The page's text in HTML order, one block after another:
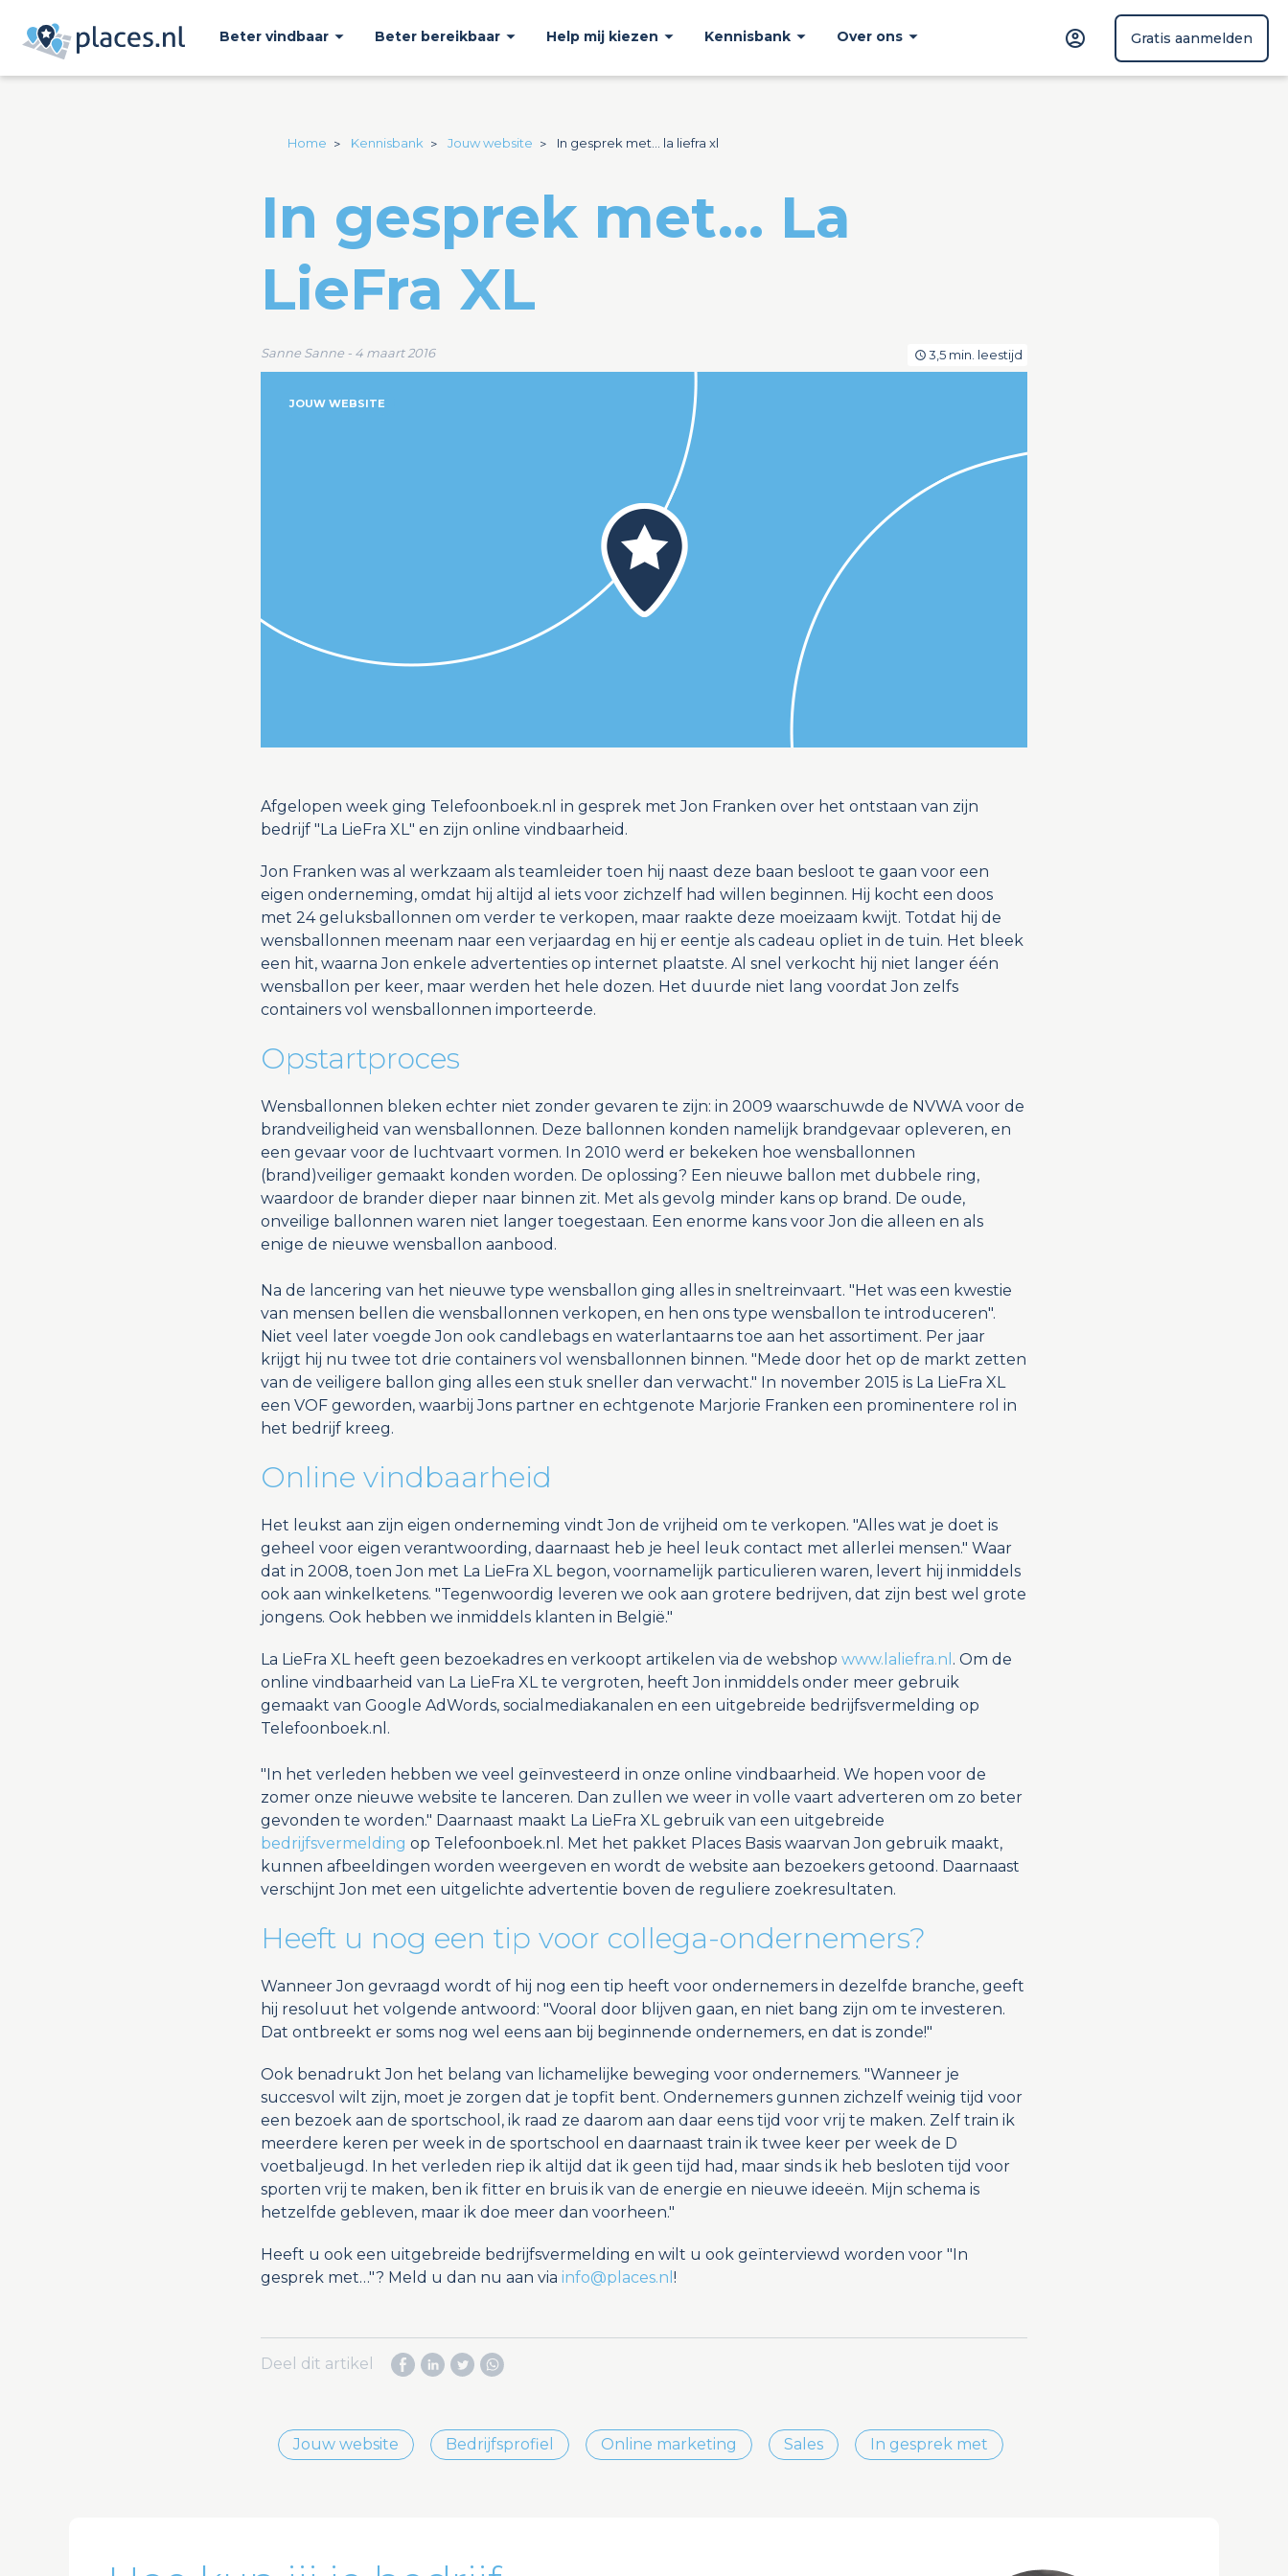
Beter vindbaar Beter bereikbaar Help mij kiezen Kennisbank Over ons Gratis aanmelden
Home Kennisbank Jouw website In gesprek met... la liefra xl
In gesprek met... La
LieFra XL
Sanne Sanne - 4 maart 2016 3,5 min. leestijd
JOUW WEBSITE
Afgelopen week ging Telefoonboek.nl in gesprek met Jon Franken over het ontstaan van zijn
bedrijf "La LieFra XL" en zijn online vindbaarheid.
Jon Franken was al werkzaam als teamleider toen hij naast deze baan besloot te gaan voor een
eigen onderneming, omdat hij altijd al iets voor zichzelf had willen beginnen. Hij kocht een doos
met 24 geluksballonnen om verder te verkopen, maar raakte deze moeizaam kwijt. Totdat hij de
wensballonnen meenam naar een verjaardag en hij er eentje als cadeau opliet in de tuin. Het bleek
een hit, waarna Jon enkele advertenties op internet plaatste. Al snel verkocht hij niet langer één
wensballon per keer, maar werden het hele dozen. Het duurde niet lang voordat Jon zelfs
containers vol wensballonnen importeerde.
Opstartproces
Wensballonnen bleken echter niet zonder gevaren te zijn: in 2009 waarschuwde de NVWA voor de
brandveiligheid van wensballonnen. Deze ballonnen konden namelijk brandgevaar opleveren, en
een gevaar voor de luchtvaart vormen. In 2010 werd er bekeken hoe wensballonnen
(brand)veiliger gemaakt konden worden. De oplossing? Een nieuwe ballon met dubbele ring,
waardoor de brander dieper naar binnen zit. Met als gevolg minder kans op brand. De oude,
onveilige ballonnen waren niet langer toegestaan. Een enorme kans voor Jon die alleen en als
enige de nieuwe wensballon aanbood.
Na de lancering van het nieuwe type wensballon ging alles in sneltreinvaart. "Het was een kwestie
van mensen bellen die wensballonnen verkopen, en hen ons type wensballon te introduceren".
Niet veel later voegde Jon ook candlebags en waterlantaarns toe aan het assortiment. Per jaar
krijgt hij nu twee tot drie containers vol wensballonnen binnen. "Mede door het op de markt zetten
van de veiligere ballon ging alles een stuk sneller dan verwacht." In november 2015 is La LieFra XL
een VOF geworden, waarbij Jons partner en echtgenote Marjorie Franken een prominentere rol in
het bedrijf kreeg.
Online vindbaarheid
Het leukst aan zijn eigen onderneming vindt Jon de vrijheid om te verkopen. "Alles wat je doet is
geheel voor eigen verantwoording, daarnaast heb je heel leuk contact met allerlei mensen." Waar
dat in 2008, toen Jon met La LieFra XL begon, voornamelijk particulieren waren, levert hij inmiddels
ook aan winkelketens. "Tegenwoordig leveren we ook aan grotere bedrijven, dat zijn best wel grote
jongens. Ook hebben we inmiddels klanten in België."
La LieFra XL heeft geen bezoekadres en verkoopt artikelen via de webshop www.laliefra.nl . Om de
online vindbaarheid van La LieFra XL te vergroten, heeft Jon inmiddels onder meer gebruik
gemaakt van Google AdWords, socialmediakanalen en een uitgebreide bedrijfsvermelding op
Telefoonboek.nl.
"In het verleden hebben we veel geïnvesteerd in onze online vindbaarheid. We hopen voor de
zomer onze nieuwe website te lanceren. Dan zullen we weer in volle vaart adverteren om zo beter
gevonden te worden." Daarnaast maakt La LieFra XL gebruik van een uitgebreide
bedrijfsvermelding op Telefoonboek.nl. Met het pakket Places Basis waarvan Jon gebruik maakt,
kunnen afbeeldingen worden weergeven en wordt de website aan bezoekers getoond. Daarnaast
verschijnt Jon met een uitgelichte advertentie boven de reguliere zoekresultaten.
Heeft u nog een tip voor collega-ondernemers?
Wanneer Jon gevraagd wordt of hij nog een tip heeft voor ondernemers in dezelfde branche, geeft
hij resoluut het volgende antwoord: "Vooral door blijven gaan, en niet bang zijn om te investeren.
Dat ontbreekt er soms nog wel eens aan bij beginnende ondernemers, en dat is zonde!"
Ook benadrukt Jon het belang van lichamelijke beweging voor ondernemers. "Wanneer je
succesvol wilt zijn, moet je zorgen dat je topfit bent. Ondernemers gunnen zichzelf weinig tijd voor
een bezoek aan de sportschool, ik raad ze daarom aan daar eens tijd voor vrij te maken. Zelf train ik
meerdere keren per week in de sportschool en daarnaast train ik twee keer per week de D
voetbaljeugd. In het verleden riep ik altijd dat ik geen tijd had, maar sinds ik heb besloten tijd voor
sporten vrij te maken, ben ik fitter en bruis ik van de energie en nieuwe ideeën. Mijn schema is
hetzelfde gebleven, maar ik doe meer dan voorheen."
Heeft u ook een uitgebreide bedrijfsvermelding en wilt u ook geïnterviewd worden voor "In
gesprek met…"? Meld u dan nu aan via info@places.nl !
Deel dit artikel
Jouw website Bedrijfsprofiel Online marketing Sales In gesprek met